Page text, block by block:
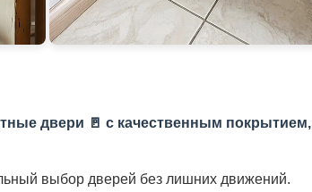
двери 🚪 с качественным покрытием,
выбор дверей без лишних движений.